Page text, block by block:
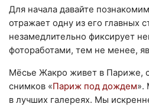
Для начала давайте
отражает одну из его главных
незамедлительно фиксирует
фотоработами, тем не менее,
Мёсье Жакро живет в Париже, с
снимков «Париж под дождем».
в лучших галереях. Мы